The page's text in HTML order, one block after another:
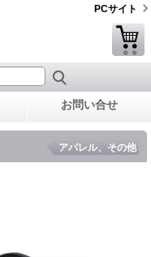
PCサイト
お問い合せ
アパレル、その他